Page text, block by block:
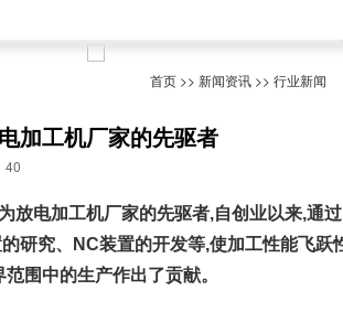
首页 >> 新闻资讯 >> 行业新闻
加工机厂家的先驱者
40
放电加工机厂家的先驱者,自创业以来,通过
研究、NC装置的开发等,使加工性能飞跃
围中的生产作出了贡献。